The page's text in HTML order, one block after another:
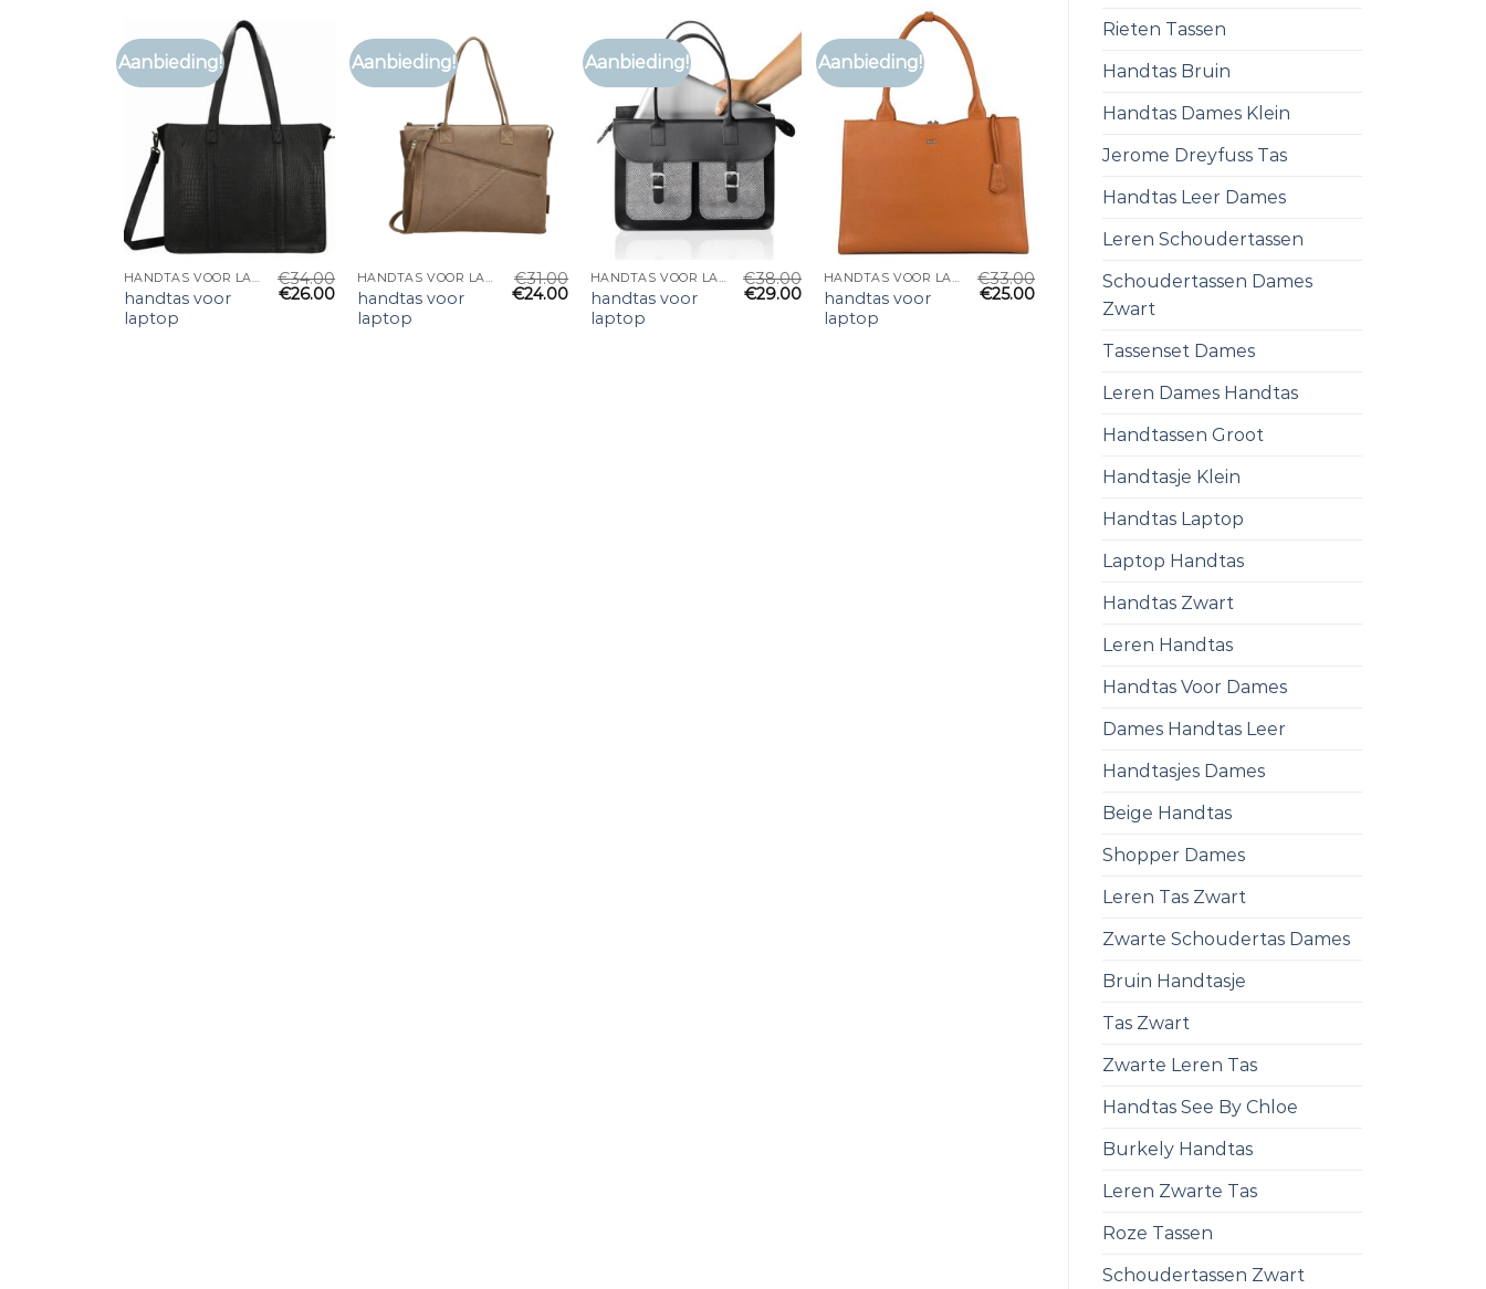
Rieten Tassen
Handtas Bruin
Handtas Dames Klein
Jerome Dreyfuss Tas
Handtas Leer Dames
Leren Schoudertassen
Schoudertassen Dames
Zwart
Tassenset Dames
Leren Dames Handtas
Handtassen Groot
Handtasje Klein
Handtas Laptop
Laptop Handtas
Handtas Zwart
Leren Handtas
Handtas Voor Dames
Dames Handtas Leer
Handtasjes Dames
Beige Handtas
Shopper Dames
Leren Tas Zwart
Zwarte Schoudertas Dames
Bruin Handtasje
Tas Zwart
Zwarte Leren Tas
Handtas See By Chloe
Burkely Handtas
Leren Zwarte Tas
Roze Tassen
Schoudertassen Zwart
Aanbieding!
HANDTAS VOOR LAPTOP
handtas voor
laptop
€34.00
€26.00
Aanbieding!
HANDTAS VOOR LAPTOP
handtas voor
laptop
€31.00
€24.00
Aanbieding!
HANDTAS VOOR LAPTOP
handtas voor
laptop
€38.00
€29.00
Aanbieding!
HANDTAS VOOR LAPTOP
handtas voor
laptop
€33.00
€25.00